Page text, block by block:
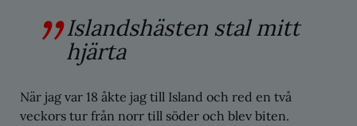
Islandshästen stal mitt
hjärta
När jag var 18 åkte jag till Island och red en två
veckors tur från norr till söder och blev biten.